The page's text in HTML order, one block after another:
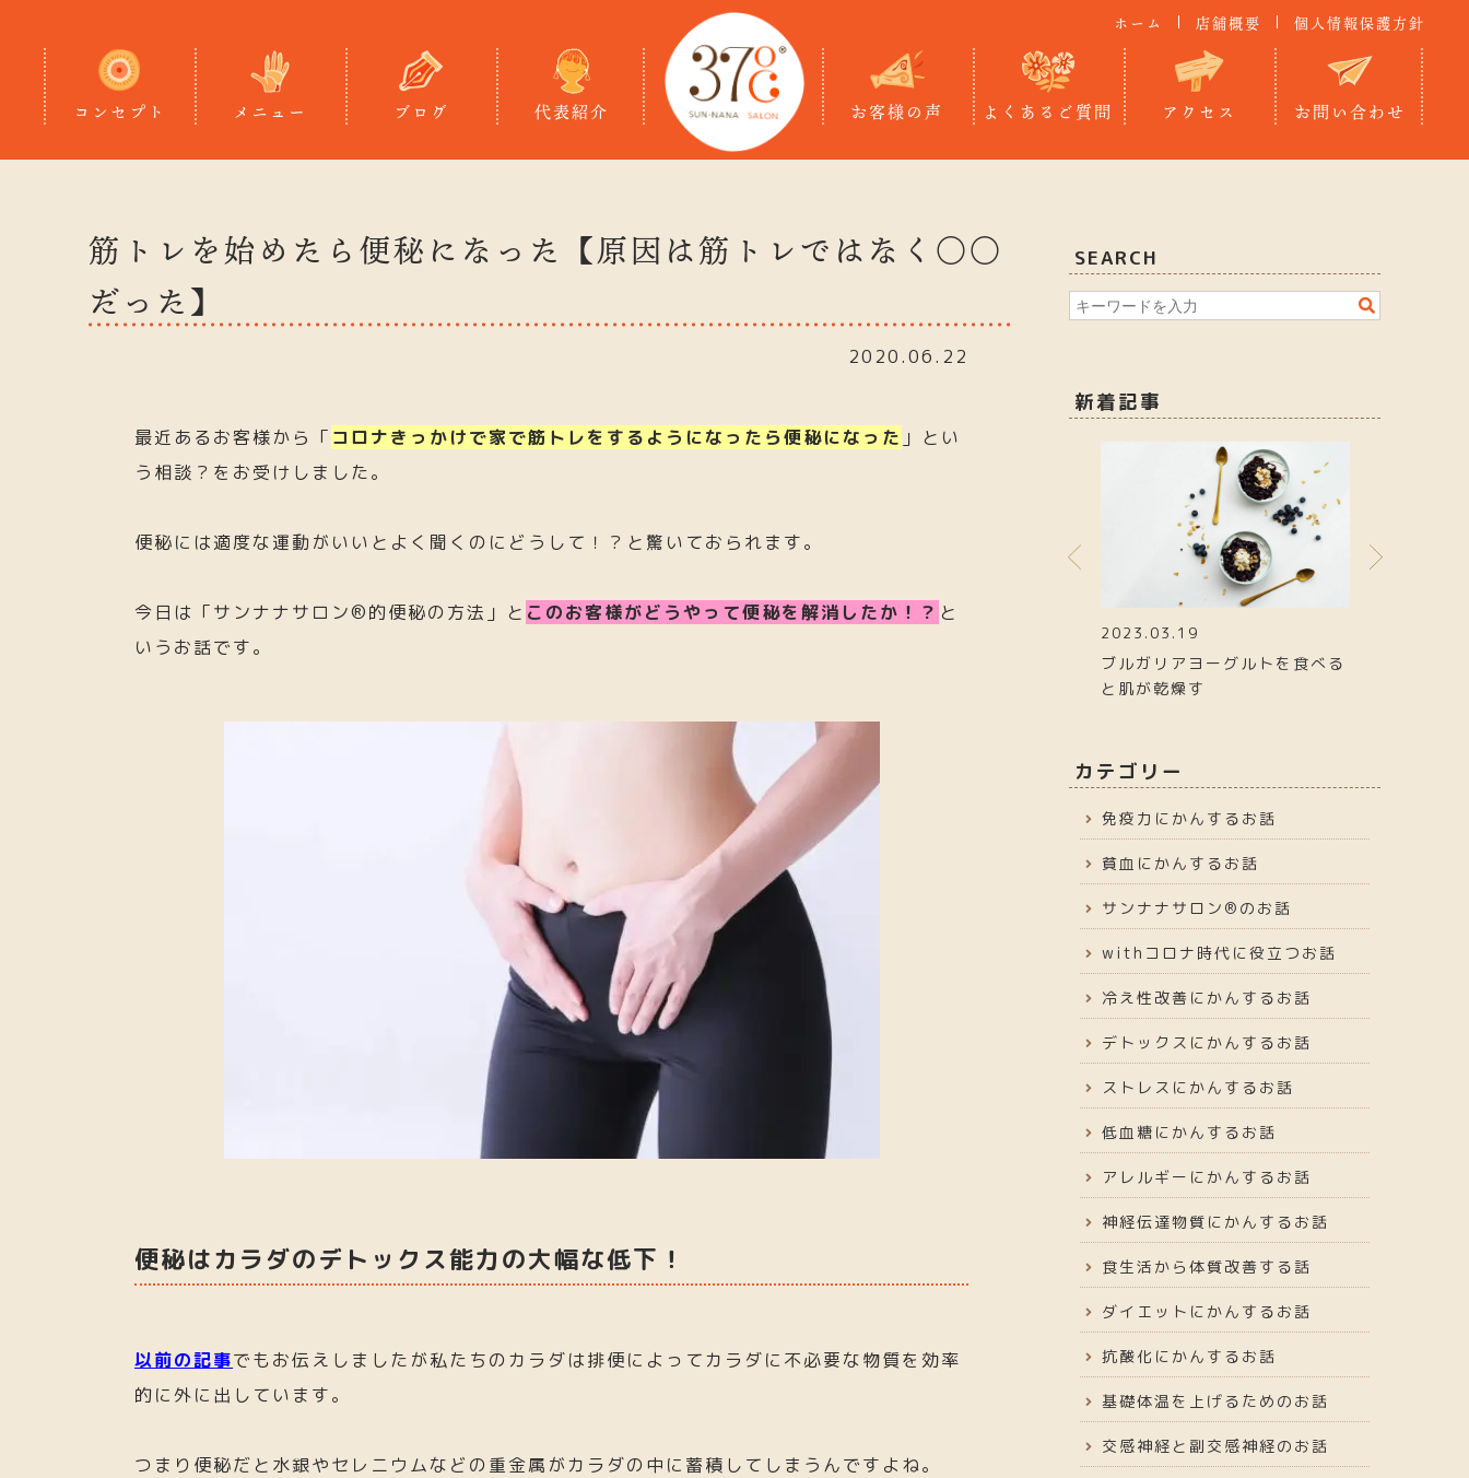
ホーム 店舗概要 個人情報保護方針
コンセプト メニュー ブログ 代表紹介 お客様の声 よくあるご質問 アクセス お問い合わせ
筋トレを始めたら便秘になった【原因は筋トレではなく〇〇
だった】
2020.06.22
最近あるお客様から「 コロナきっかけで家で筋トレをするようになったら便秘になった 」とい
う相談？をお受けしました。
便秘には適度な運動がいいとよく聞くのにどうして！？と驚いておられます。
今日は「サンナナサロン®︎的便秘の方法」と このお客様がどうやって便秘を解消したか！？ と
いうお話です。
便秘はカラダのデトックス能力の大幅な低下！
以前の記事でもお伝えしましたが私たちのカラダは排便によってカラダに不必要な物質を効率
的に外に出しています。
つまり便秘だと水銀やセレニウムなどの重金属がカラダの中に蓄積してしまうんですよね。
SEARCH
新着記事
2023.03.19
ブルガリアヨーグルトを食べる
と肌が乾燥す
カテゴリー
免疫力にかんするお話
貧血にかんするお話
サンナナサロン®︎のお話
withコロナ時代に役立つお話
冷え性改善にかんするお話
デトックスにかんするお話
ストレスにかんするお話
低血糖にかんするお話
アレルギーにかんするお話
神経伝達物質にかんするお話
食生活から体質改善する話
ダイエットにかんするお話
抗酸化にかんするお話
基礎体温を上げるためのお話
交感神経と副交感神経のお話